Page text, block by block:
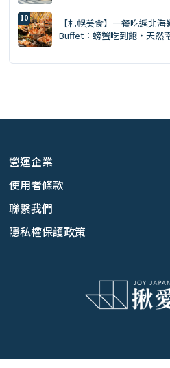
【札幌美食】一餐吃遍北
Buffet：螃蟹吃到飽・天然
營運企業
使用者條款
聯繫我們
隱私權保護政策